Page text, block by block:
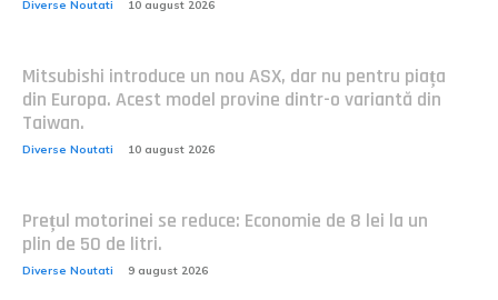
Diverse Noutati 10 august 2026
Mitsubishi introduce un nou ASX, dar nu pentru piața
din Europa. Acest model provine dintr-o variantă din
Taiwan.
Diverse Noutati 10 august 2026
Prețul motorinei se reduce: Economie de 8 lei la un
plin de 50 de litri.
Diverse Noutati 9 august 2026